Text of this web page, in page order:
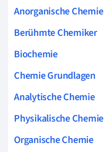
Anorganische Chemie
Berühmte Chemiker
Biochemie
Chemie Grundlagen
Analytische Chemie
Physikalische Chemie
Organische Chemie